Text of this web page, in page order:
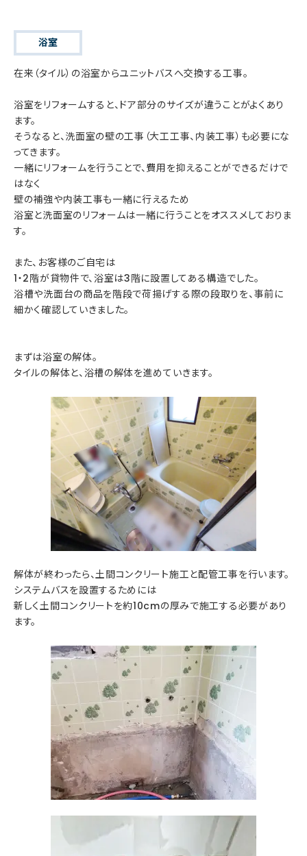
浴室
在来（タイル）の浴室からユニットバスへ交換する工事。
浴室をリフォームすると、ドア部分のサイズが違うことがよくあり
ます。
そうなると、洗面室の壁の工事（大工工事、内装工事）も必要にな
ってきます。
一緒にリフォームを行うことで、費用を抑えることができるだけで
はなく
壁の補強や内装工事も一緒に行えるため
浴室と洗面室のリフォームは一緒に行うことをオススメしておりま
す。
また、お客様のご自宅は
1・2階が貸物件で、浴室は3階に設置してある構造でした。
浴槽や洗面台の商品を階段で荷揚げする際の段取りを、事前に
細かく確認していきました。
まずは浴室の解体。
タイルの解体と、浴槽の解体を進めていきます。
解体が終わったら、土間コンクリート施工と配管工事を行います。
システムバスを設置するためには
新しく土間コンクリートを約10cmの厚みで施工する必要があり
ます。